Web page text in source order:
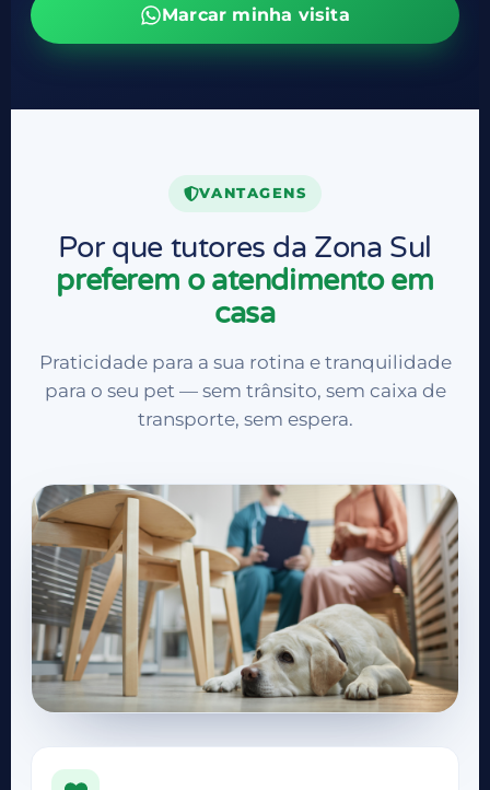
Marcar minha visita
VANTAGENS
Por que tutores da Zona Sul
preferem o atendimento em
casa
Praticidade para a sua rotina e tranquilidade
para o seu pet — sem trânsito, sem caixa de
transporte, sem espera.